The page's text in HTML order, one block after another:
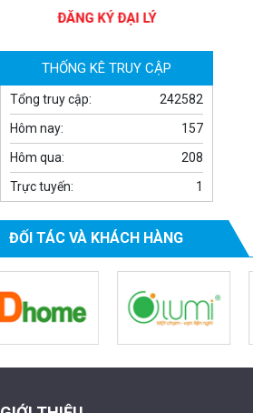
Camera WiFi quay quét thông
minh 2MP EZVIZ H8C
909.000 đ
MUA NGAY
THỐNG KÊ TRUY CẬP
242582
Tổng truy cập:
157
Hôm nay:
208
Hôm qua:
1
Trực tuyến:
ĐỐI TÁC VÀ KHÁCH HÀNG